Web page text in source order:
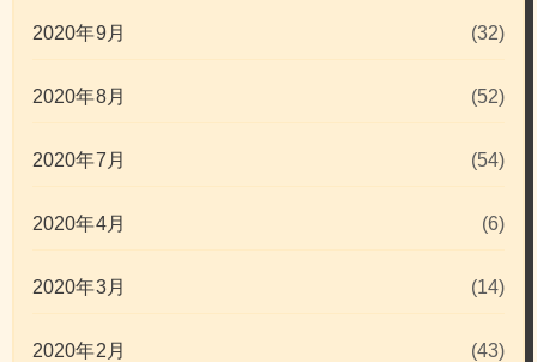
2020年9月 (32)
2020年8月 (52)
2020年7月 (54)
2020年4月 (6)
2020年3月 (14)
2020年2月 (43)